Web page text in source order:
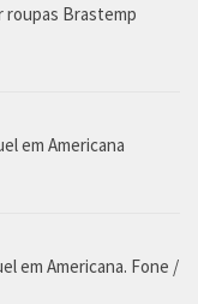
roupas Brastemp
em Americana
em Americana. Fone /